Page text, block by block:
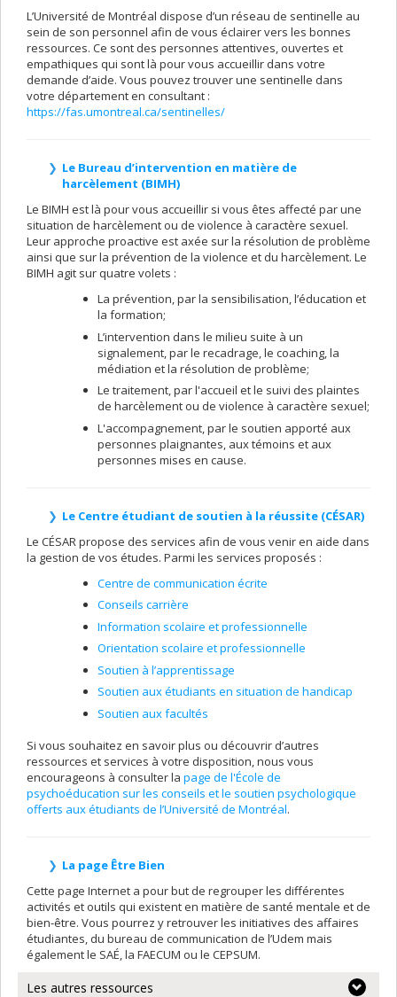
L’Université de Montréal dispose d’un réseau de sentinelle au
sein de son personnel afin de vous éclairer vers les bonnes
ressources. Ce sont des personnes attentives, ouvertes et
empathiques qui sont là pour vous accueillir dans votre
demande d’aide. Vous pouvez trouver une sentinelle dans
votre département en consultant :
https://fas.umontreal.ca/sentinelles/
Le Bureau d’intervention en matière de
harcèlement (BIMH)
Le BIMH est là pour vous accueillir si vous êtes affecté par une
situation de harcèlement ou de violence à caractère sexuel.
Leur approche proactive est axée sur la résolution de problème
ainsi que sur la prévention de la violence et du harcèlement. Le
BIMH agit sur quatre volets :
La prévention, par la sensibilisation, l’éducation et
la formation;
L’intervention dans le milieu suite à un
signalement, par le recadrage, le coaching, la
médiation et la résolution de problème;
Le traitement, par l'accueil et le suivi des plaintes
de harcèlement ou de violence à caractère sexuel;
L'accompagnement, par le soutien apporté aux
personnes plaignantes, aux témoins et aux
personnes mises en cause.
Le Centre étudiant de soutien à la réussite (CÉSAR)
Le CÉSAR propose des services afin de vous venir en aide dans
la gestion de vos études. Parmi les services proposés :
Centre de communication écrite
Conseils carrière
Information scolaire et professionnelle
Orientation scolaire et professionnelle
Soutien à l’apprentissage
Soutien aux étudiants en situation de handicap
Soutien aux facultés
Si vous souhaitez en savoir plus ou découvrir d’autres
ressources et services à votre disposition, nous vous
encourageons à consulter la page de l'École de
psychoéducation sur les conseils et le soutien psychologique
offerts aux étudiants de l’Université de Montréal.
La page Être Bien
Cette page Internet a pour but de regrouper les différentes
activités et outils qui existent en matière de santé mentale et de
bien-être. Vous pourrez y retrouver les initiatives des affaires
étudiantes, du bureau de communication de l’Udem mais
également le SAÉ, la FAECUM ou le CEPSUM.
Les autres ressources